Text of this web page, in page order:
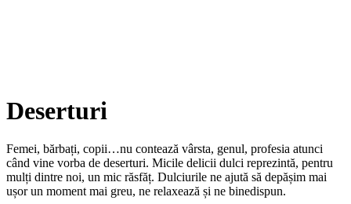
Deserturi
Femei, bărbați, copii…nu contează vârsta, genul, profesia atunci
când vine vorba de deserturi. Micile delicii dulci reprezintă, pentru
mulți dintre noi, un mic răsfăț. Dulciurile ne ajută să depășim mai
ușor un moment mai greu, ne relaxează și ne binedispun.